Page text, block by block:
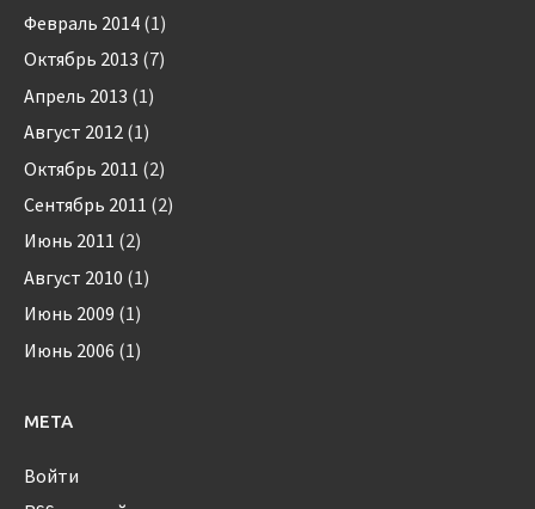
Февраль 2014 (1)
Октябрь 2013 (7)
Апрель 2013 (1)
Август 2012 (1)
Октябрь 2011 (2)
Сентябрь 2011 (2)
Июнь 2011 (2)
Август 2010 (1)
Июнь 2009 (1)
Июнь 2006 (1)
МЕТА
Войти